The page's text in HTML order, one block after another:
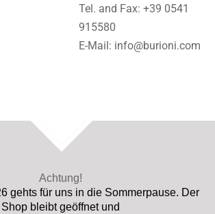
Tel. and Fax: +39 0541
915580
E-Mail: info@burioni.com
Achtung!
gehts für uns in die Sommerpause. Der
Shop bleibt geöffnet und